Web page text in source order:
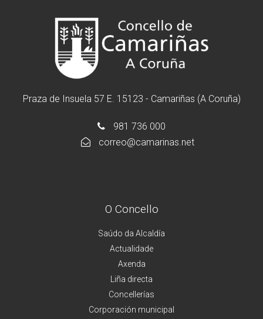
Praza de Insuela 57 E. 15123 - Camariñas (A Coruña)
981 736 000
correo@camarinas.net
O Concello
Saúdo da Alcaldía
Actualidade
Axenda
Liña directa
Concellerías
Corporación municipal